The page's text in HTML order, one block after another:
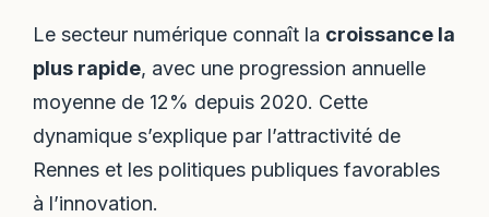
Le secteur numérique connaît la croissance la
plus rapide, avec une progression annuelle
moyenne de 12% depuis 2020. Cette
dynamique s’explique par l’attractivité de
Rennes et les politiques publiques favorables
à l’innovation.